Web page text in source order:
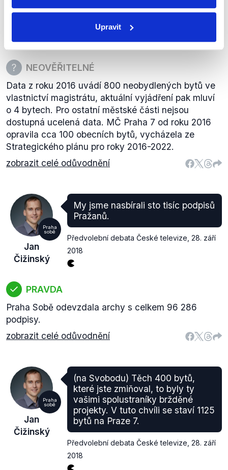
Upravit
NEOVĚŘITELNÉ
Data z roku 2016 uvádí 800 neobydlených bytů ve
vlastnictví magistrátu, aktuální vyjádření pak mluví
o 4 bytech. Pro ostatní městské části nejsou
dostupná ucelená data. MČ Praha 7 od roku 2016
opravila cca 100 obecních bytů, vycházela ze
Strategického plánu pro roky 2016-2022.
zobrazit celé odůvodnění
Praha
sobě
Jan
Čižinský
My jsme nasbírali sto tisíc podpisů
Pražanů.
Předvolební debata České televize 28. září
2018
PRAVDA
Praha Sobě odevzdala archy s celkem 96 286
podpisy.
zobrazit celé odůvodnění
Praha
sobě
Jan
Čižinský
(na Svobodu) Těch 400 bytů,
které jste zmiňoval, to byly ty
vašimi spolustraníky bržděné
projekty. V tuto chvíli se staví 1125
bytů na Praze 7.
Předvolební debata České televize 28. září
2018